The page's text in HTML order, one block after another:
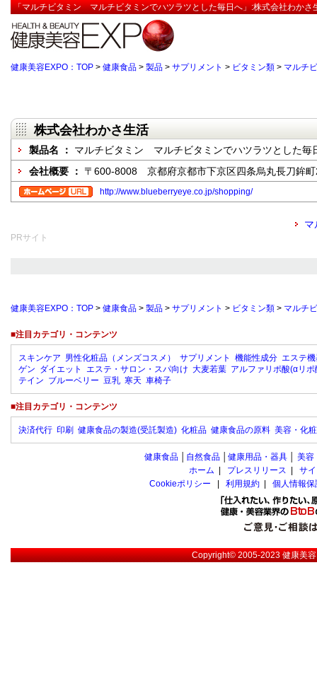
「マルチビタミン マルチビタミンでハツラツとした毎日へ」:株式会社わかさ
健康美容EXPO：TOP > 健康食品 > 製品 > サプリメント > ビタミン類 > マルチ
株式会社わかさ生活
製品名 ： マルチビタミン マルチビタミンでハツラツとした毎
会社概要 ： 〒600-8008 京都府京都市下京区四条烏丸長刀鉾
http://www.blueberryeye.co.jp/shopping/
マ
PRサイト
健康美容EXPO：TOP > 健康食品 > 製品 > サプリメント > ビタミン類 > マルチ
■注目カテゴリ・コンテンツ
スキンケア 男性化粧品（メンズコスメ） サプリメント 機能性成分 エステ
ゲン ダイエット エステ・サロン・スパ向け 大麦若葉 アルファリポ酸(αリポ
テイン ブルーベリー 豆乳 寒天 車椅子
■注目カテゴリ・コンテンツ
決済代行 印刷 健康食品の製造(受託製造) 化粧品 健康食品の原料 美容・化
健康食品 自然食品 健康用品・器具 美容
ホーム
プレスリリース
サ
Cookieポリシー
利用規約 個人情報
Copyright© 2005-2023健康美